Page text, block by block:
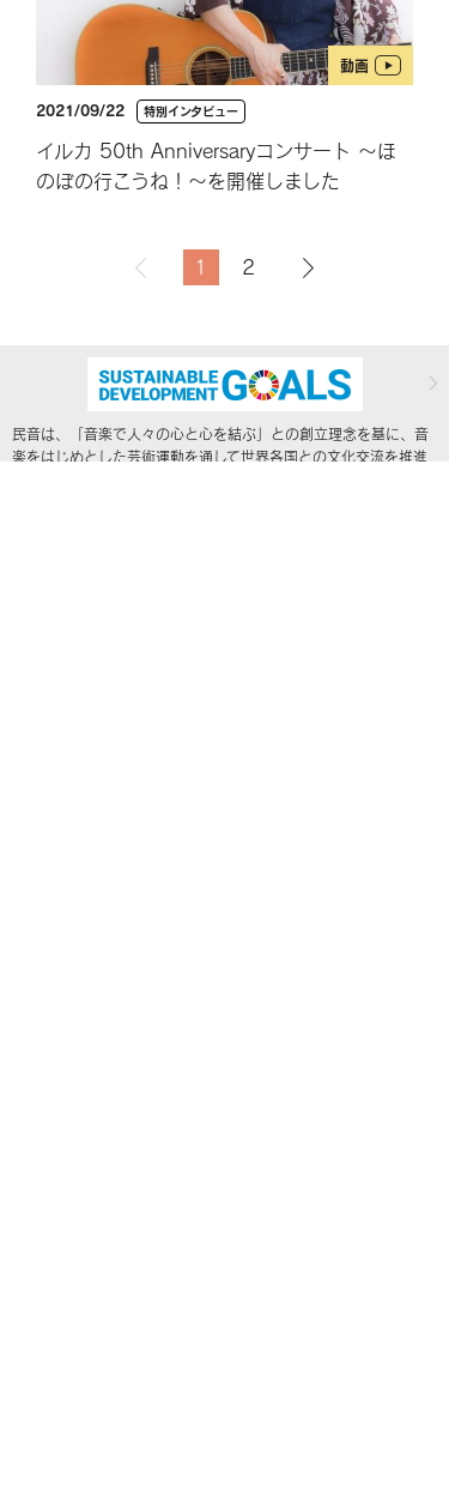
動画
2021/09/22 特別インタビュー
イルカ 50th Anniversaryコンサート 〜ほ
のぼの行こうね！〜を開催しました
1 2
民音は、「音楽で人々の心と心を結ぶ」との創立理念を基に、音
楽をはじめとした芸術運動を通して世界各国との文化交流を推進